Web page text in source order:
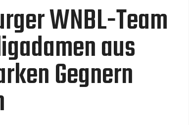
WNBL-Team
aus
Gegnern